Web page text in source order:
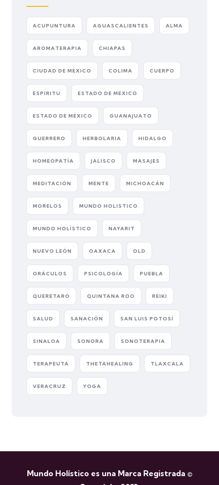
ACUPUNTURA AGUASCALIENTES ALMA
AROMATERAPIA CHIAPAS
CIUDAD DE MÉXICO COLIMA CUERPO
ESPIRITU ESTADO DE MEXICO
ESTADO DE MÉXICO GUANAJUATO
GUERRERO HERBOLARIA HIDALGO
HOMEOPATÍA JALISCO MASAJES
MEDITACIÓN MENTE MICHOACÁN
MORELOS MUNDO HOLISTICO
MUNDO HOLÍSTICO NAYARIT
NUEVO LEÓN OAXACA OLD
ORÁCULOS PSICOLOGÍA PUEBLA
QUERETARO QUINTANA ROO REIKI
SALUD SANACIÓN SAN LUIS POTOSÍ
SINALOA SONORA SONOTERAPIA
TERAPEUTA THETAHEALING TLAXCALA
VERACRUZ YOGA
Mundo Holístico es una Marca Registrada ©